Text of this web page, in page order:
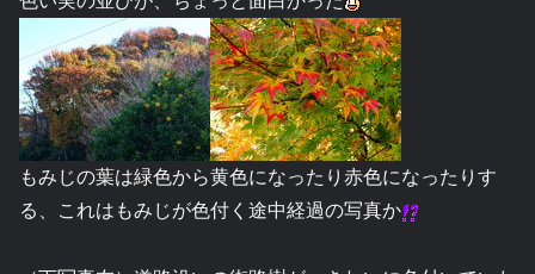
もみじの葉は緑色から黄色になったり赤色になったりす
る、これはもみじが色付く途中経過の写真か